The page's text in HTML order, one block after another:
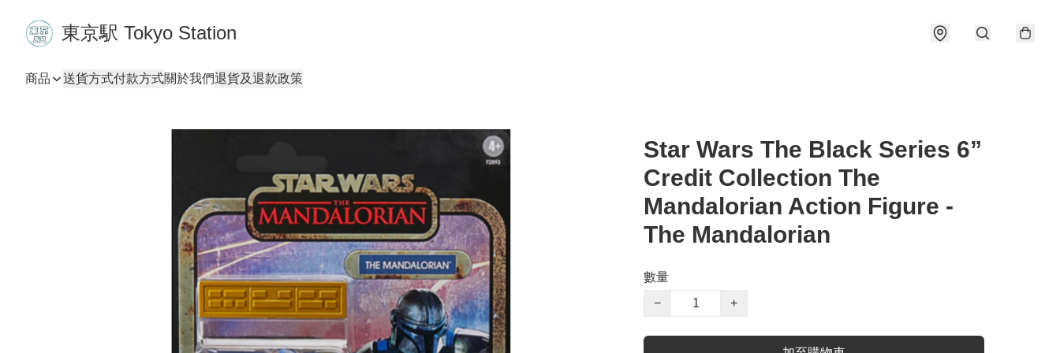
東京駅 Tokyo Station
商品 送貨方式付款方式關於我們退貨及退款政策
Star Wars The Black Series 6”
Credit Collection The
Mandalorian Action Figure -
The Mandalorian
數量
−
+